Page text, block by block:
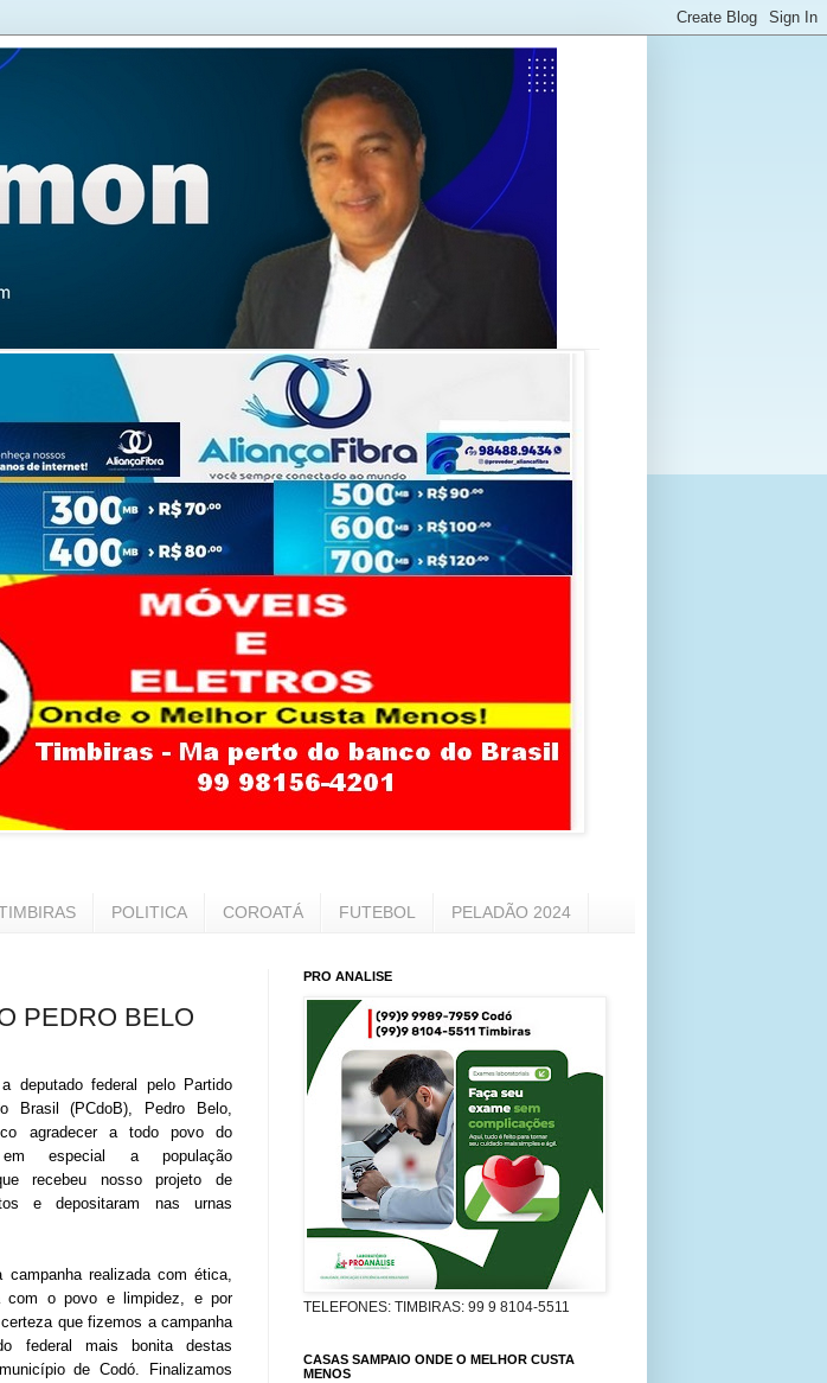
POLITICA COROATÁ FUTEBOL PELADÃO 2024
PEDRO BELO
deputado federal pelo Partido
Brasil (PCdoB), Pedro Belo,
agradecer a todo povo do
em especial a população
recebeu nosso projeto de
e depositaram nas urnas
campanha realizada com ética,
com o povo e limpidez, e por
que fizemos a campanha
federal mais bonita destas
de Codó.
Finalizamos
PRO ANALISE
TELEFONES: TIMBIRAS: 99 9 8104-5511
CASAS SAMPAIO ONDE O MELHOR CUSTA
MENOS